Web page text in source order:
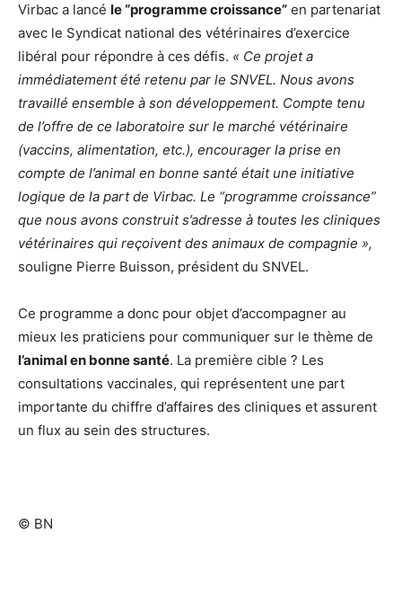
Virbac a lancé le “programme croissance” en partenariat
avec le Syndicat national des vétérinaires d’exercice
libéral pour répondre à ces défis. « Ce projet a
immédiatement été retenu par le SNVEL. Nous avons
travaillé ensemble à son développement. Compte tenu
de l’offre de ce laboratoire sur le marché vétérinaire
(vaccins, alimentation, etc.), encourager la prise en
compte de l’animal en bonne santé était une initiative
logique de la part de Virbac. Le “programme croissance”
que nous avons construit s’adresse à toutes les cliniques
vétérinaires qui reçoivent des animaux de compagnie »,
souligne Pierre Buisson, président du SNVEL.
Ce programme a donc pour objet d’accompagner au
mieux les praticiens pour communiquer sur le thème de
l’animal en bonne santé. La première cible ? Les
consultations vaccinales, qui représentent une part
importante du chiffre d’affaires des cliniques et assurent
un flux au sein des structures.
© BN